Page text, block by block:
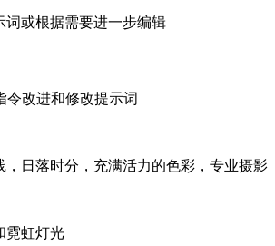
词或根据需要进一步编辑
令改进和修改提示词
，日落时分，充满活力的色彩，专业摄影
霓虹灯光